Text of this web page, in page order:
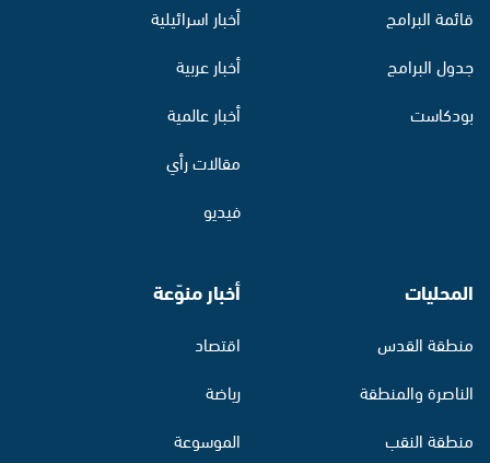
قائمة البرامج
جدول البرامج
بودكاست
أخبار اسرائيلية
أخبار عربية
أخبار عالمية
مقالات رأي
فيديو
المحليات
منطقة القدس
الناصرة والمنطقة
منطقة النقب
أخبار منوّعة
اقتصاد
رياضة
الموسوعة